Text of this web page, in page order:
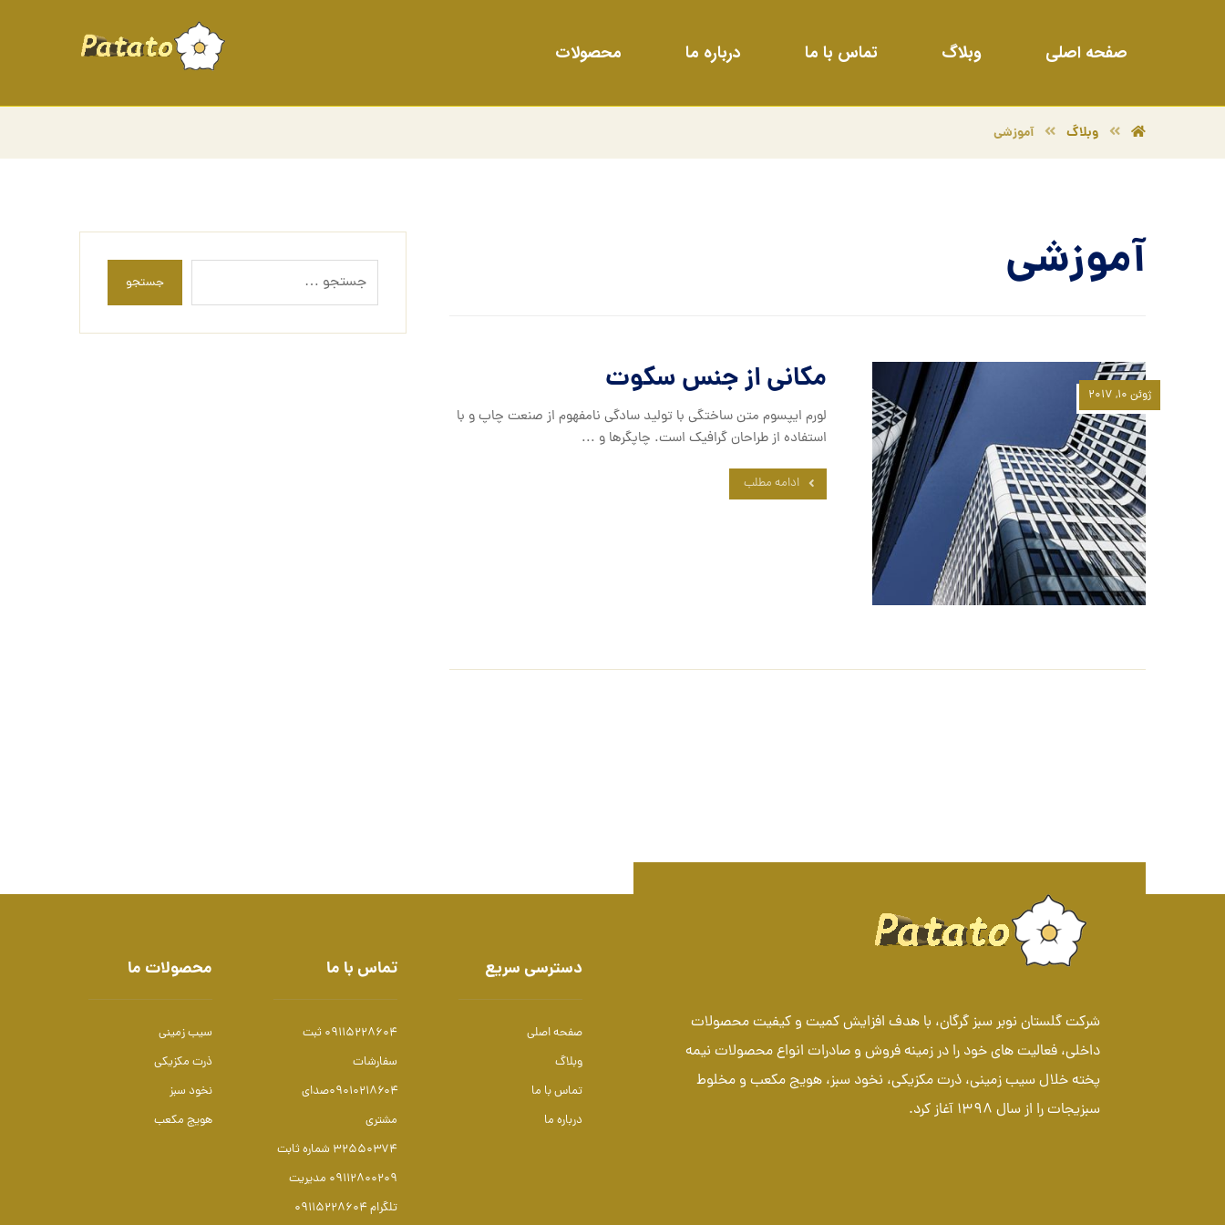
صفحه اصلی وبلاگ تماس با ما درباره ما محصولات
وبلاگ آموزشی
آموزشی
مکانی از جنس سکوت ژوئن ۱۰, ۲۰۱۷
لورم ایپسوم متن ساختگی با تولید سادگی نامفهوم از صنعت چاپ و با
استفاده از طراحان گرافیک است. چاپگرها و ...
ادامه مطلب
جستجو
شرکت گلستان نوبر سبز گرگان، با هدف افزایش کمیت و کیفیت محصولات
داخلی، فعالیت های خود را در زمینه فروش و صادرات انواع محصولات نیمه
پخته خلال سیب زمینی، ذرت مکزیکی، نخود سبز، هویج مکعب و مخلوط
سبزیجات را از سال 1398 آغاز کرد.
دسترسی سریع
صفحه اصلی
وبلاگ
تماس با ما
درباره ما
تماس با ما
09115228604 ثبت
سفارشات
۰۹۰۱۰۲۱۸۶۰۴صدای
مشتری
۳۲۵۵۰۳۷۴ شماره ثابت
۰۹۱۱۲۸۰۰۲۰۹ مدیریت
تلگرام 09115228604
محصولات ما
سیب زمینی
ذرت مکزیکی
نخود سبز
هویج مکعب